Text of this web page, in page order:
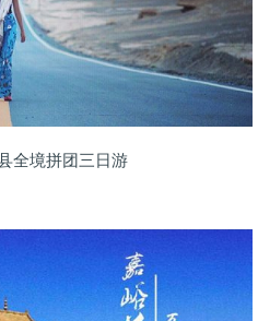
全境拼团三日游